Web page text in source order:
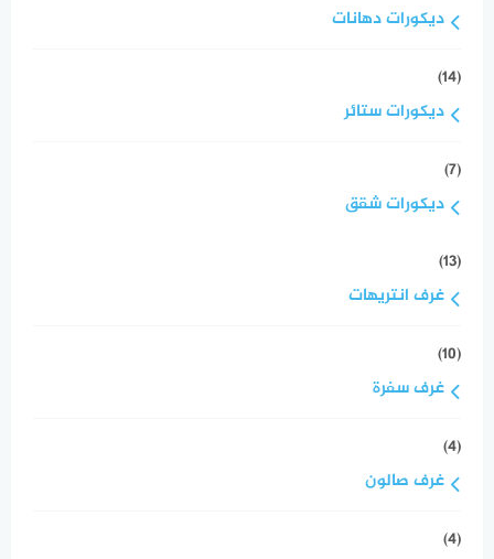
ديكورات دهانات
(14)
ديكورات ستائر
(7)
ديكورات شقق
(13)
غرف انتريهات
(10)
غرف سفرة
(4)
غرف صالون
(4)